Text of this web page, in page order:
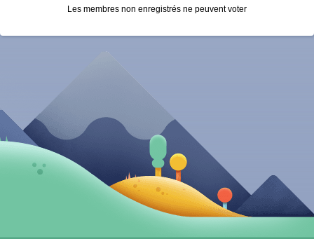
Les membres non enregistrés ne peuvent voter